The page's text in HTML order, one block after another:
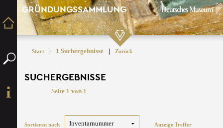
GRÜNDUNGSSAMMLUNG
Start | 1 Suchergebnisse | Zurück
SUCHERGEBNISSE
Seite 1 von 1
Sortieren nach Anzeige Treffer